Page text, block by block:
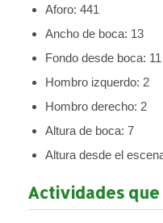
Aforo: 441
Ancho de boca: 13
Fondo desde boca: 11
Hombro izquerdo: 2
Hombro derecho: 2
Altura de boca: 7
Altura desde el
Actividades